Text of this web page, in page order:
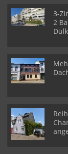
3-
2